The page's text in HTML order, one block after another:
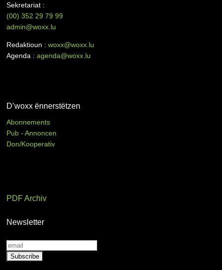
Sekretariat :
(00)352 29 79 99
admin@woxx.lu
Redaktioun :woxx@woxx.lu
Agenda :agenda@woxx.lu
D’woxx ënnerstëtzen
Abonnements
Pub - Annoncen
Don/Kooperativ
PDF Archiv
Newsletter